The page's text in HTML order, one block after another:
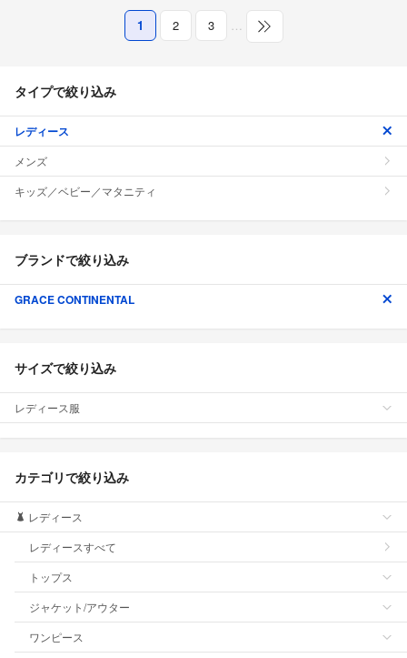
1 2 3 …
タイプで絞り込み
レディース
メンズ
キッズ／ベビー／マタニティ
ブランドで絞り込み
GRACE CONTINENTAL
サイズで絞り込み
レディース服
カテゴリで絞り込み
レディース
レディースすべて
トップス
ジャケット/アウター
ワンピース